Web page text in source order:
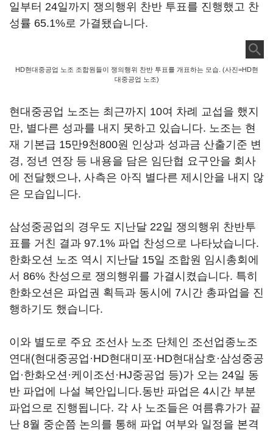
일부터 24일까지 쟁의행위 찬반 투표를 진행했고 찬
성률 65.1%로 가결됐습니다.
HD현대중공업 노조 조합원들이 쟁의행위 찬반 투표를 개표하는 모습. (사진=HD현
대중공업 노조)
현대중공업 노조는 최근까지 10여 차례 교섭을 했지
만, 별다른 성과를 내지 못하고 있습니다. 노조는 현
재 기본급 15만9천800원 인상과 성과금 산출기준 변
경, 정년 연장 등 내용을 담은 임단협 요구안을 회사
에 전달했으나, 사측은 아직 별다른 제시안을 내지 않
은 모습입니다.
삼성중공업의 경우도 지난달 22일 쟁의행위 찬반투
표를 거친 결과 97.1% 파업 찬성으로 나타났습니다.
한화오션 노조 역시 지난달 15일 조합원 임시총회에
서 86% 찬성으로 쟁의행위를 가결시켰습니다. 특히
한화오션은 파업권 획득과 동시에 7시간 총파업을 진
행하기도 했습니다.
이와 별도로 주요 조선사 노조 단체인 조선업종노조
연대(현대중공업·HD현대미포·HD현대삼호·삼성중공
업·한화오션·케이조선·HJ중공업 등)가 오는 24일 동
반 파업에 나설 복안입니다.동반 파업은 4시간 부분
파업으로 진행됩니다. 각 사 노조들은 여름휴가가 끝
난 8월 중순쯤 논의를 통해 파업 여부와 일정을 본격